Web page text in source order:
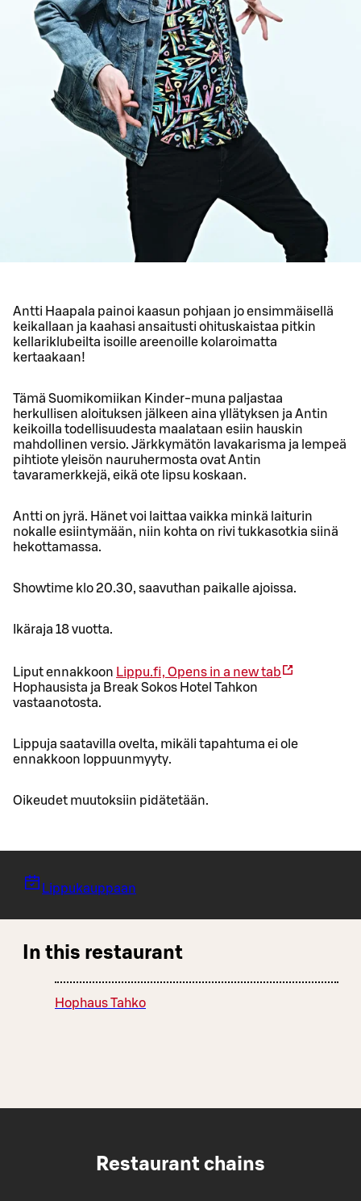
Antti Haapala painoi kaasun pohjaan jo ensimmäisellä
keikallaan ja kaahasi ansaitusti ohituskaistaa pitkin
kellariklubeilta isoille areenoille kolaroimatta
kertaakaan!
Tämä Suomikomiikan Kinder-muna paljastaa
herkullisen aloituksen jälkeen aina yllätyksen ja Antin
keikoilla todellisuudesta maalataan esiin hauskin
mahdollinen versio. Järkkymätön lavakarisma ja lempeä
pihtiote yleisön nauruhermosta ovat Antin
tavaramerkkejä, eikä ote lipsu koskaan.
Antti on jyrä. Hänet voi laittaa vaikka minkä laiturin
nokalle esiintymään, niin kohta on rivi tukkasotkia siinä
hekottamassa.
Showtime klo 20.30, saavuthan paikalle ajoissa.
Ikäraja 18 vuotta.
Liput ennakkoon Lippu.fi, Opens in a new tab
Hophausista ja Break Sokos Hotel Tahkon
vastaanotosta.
Lippuja saatavilla ovelta, mikäli tapahtuma ei ole
ennakkoon loppuunmyyty.
Oikeudet muutoksiin pidätetään.
Lippukauppaan
In this restaurant
Hophaus Tahko
Restaurant chains